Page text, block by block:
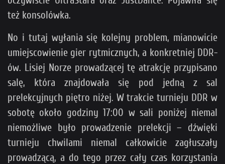
też konsolówka.
No i tutaj wyłania się kolejny problem, mianowicie
umiejscowienie gier rytmicznych, a konkretniej DDR-
ów. Lisiej Norze prowadzącej tę atrakcję przypisano
salę, która znajdowała się pod jedną z sal
prelekcyjnych piętro niżej. W trakcie turnieju DDR w
sobotę około godziny 17:00 w sali poniżej niemal
niemożliwe było prowadzenie prelekcji – dźwięki
turnieju chwilami niemal całkowicie zagłuszały
prowadzącą, a do tego przez cały czas korzystania